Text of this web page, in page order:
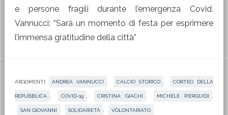
e persone fragili durante l’emergenza Covid.
Vannucci: “Sarà un momento di festa per esprimere
l’immensa gratitudine della città”
ARGOMENTI: ANDREA VANNUCCI CALCIO STORICO CORTEO DELLA
REPUBBLICA COVID-19 CRISTINA GIACHI MICHELE PIERGUIDI
SAN GIOVANNI SOLIDARIETÀ VOLONTARIATO